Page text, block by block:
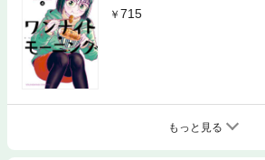
715
もっと見る